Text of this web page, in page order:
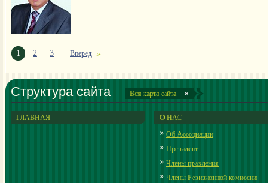
1 2 3 Вперед
Структура сайта Вся карта сайта
ГЛАВНАЯ
О НАС
Об Ассоциации
Президент
Члены правления
Члены Ревизионной комиссии